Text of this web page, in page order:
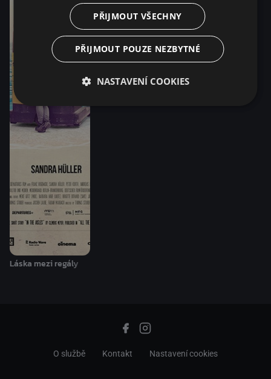
Láska mezi regály
O službě Kontakt Nastavení cookies
PŘIJMOUT VŠECHNY
PŘIJMOUT POUZE NEZBYTNÉ
NASTAVENÍ COOKIES